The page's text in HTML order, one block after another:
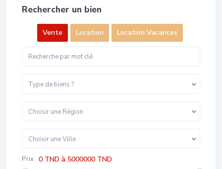
Rechercher un bien
Location Location Vacances
Vente
Type de biens ?
Choisir une Région
Choisir une Ville
Prix 0 TND à 5000000 TND